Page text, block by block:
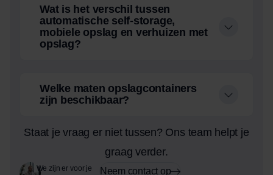
Wat is het verschil tussen
automatische self-storage,
mobiele opslag en verhuizen met
opslag?
Welke maten opslagcontainers
zijn beschikbaar?
Staat je vraag er niet tussen? Ons team helpt je
graag verder.
We zijn er voor je Neem contact op